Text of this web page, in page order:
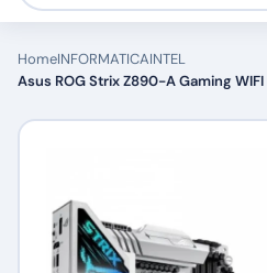
HomeINFORMATICAINTEL
Asus ROG Strix Z890-A Gaming